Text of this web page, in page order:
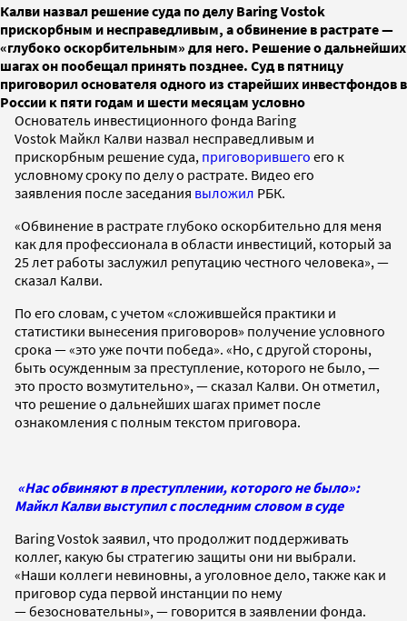
Калви назвал решение суда по делу Baring Vostok
прискорбным и несправедливым, а обвинение в растрате —
«глубоко оскорбительным» для него. Решение о дальнейших
шагах он пообещал принять позднее. Суд в пятницу
приговорил основателя одного из старейших инвестфондов в
России к пяти годам и шести месяцам условно
Основатель инвестиционного фонда Baring
Vostok Майкл Калви назвал несправедливым и
прискорбным решение суда, приговорившего его к
условному сроку по делу о растрате. Видео его
заявления после заседания выложил РБК.
«Обвинение в растрате глубоко оскорбительно для меня
как для профессионала в области инвестиций, который за
25 лет работы заслужил репутацию честного человека», —
сказал Калви.
По его словам, с учетом «сложившейся практики и
статистики вынесения приговоров» получение условного
срока — «это уже почти победа». «Но, с другой стороны,
быть осужденным за преступление, которого не было, —
это просто возмутительно», — сказал Калви. Он отметил,
что решение о дальнейших шагах примет после
ознакомления с полным текстом приговора.
«Нас обвиняют в преступлении, которого не было»:
Майкл Калви выступил с последним словом в суде
Baring Vostok заявил, что продолжит поддерживать
коллег, какую бы стратегию защиты они ни выбрали.
«Наши коллеги невиновны, а уголовное дело, также как и
приговор суда первой инстанции по нему
— безосновательны», — говорится в заявлении фонда.